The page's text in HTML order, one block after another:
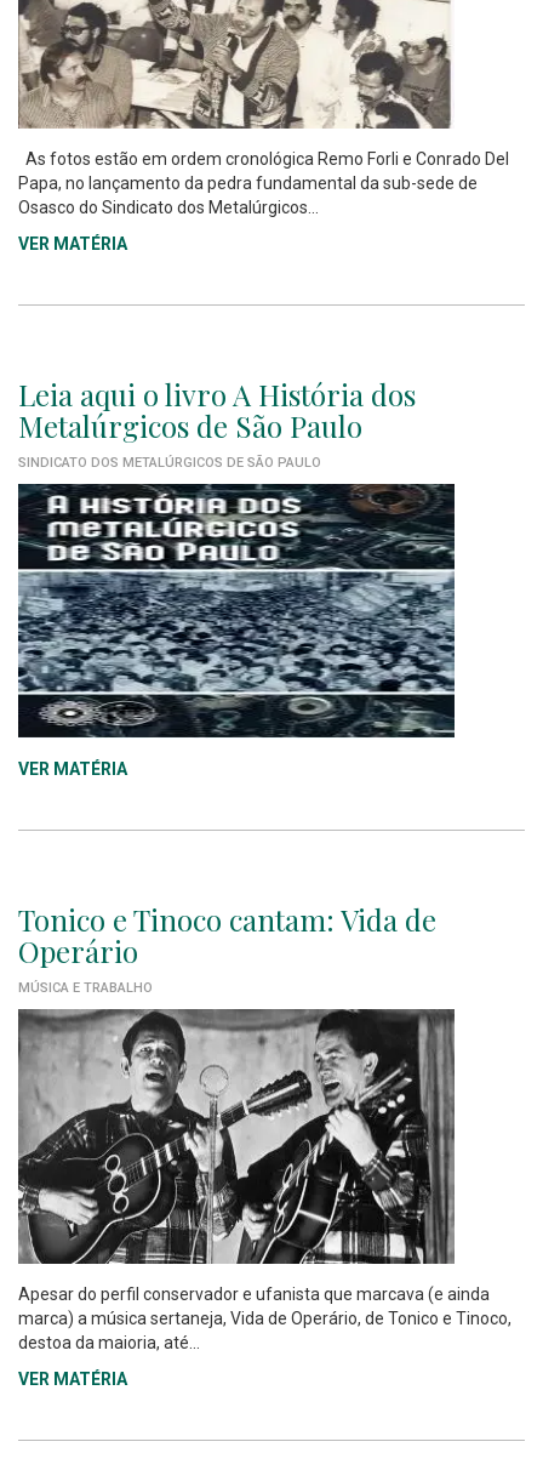
As fotos estão em ordem cronológica Remo Forli e Conrado Del
Papa, no lançamento da pedra fundamental da sub-sede de
Osasco do Sindicato dos Metalúrgicos...
VER MATÉRIA
Leia aqui o livro A História dos
Metalúrgicos de São Paulo
SINDICATO DOS METALÚRGICOS DE SÃO PAULO
VER MATÉRIA
Tonico e Tinoco cantam: Vida de
Operário
MÚSICA E TRABALHO
Apesar do perfil conservador e ufanista que marcava (e ainda
marca) a música sertaneja, Vida de Operário, de Tonico e Tinoco,
destoa da maioria, até...
VER MATÉRIA